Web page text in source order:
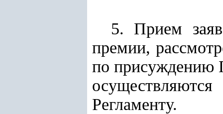
5. Прием
премии,
по присуждению
Регламенту.